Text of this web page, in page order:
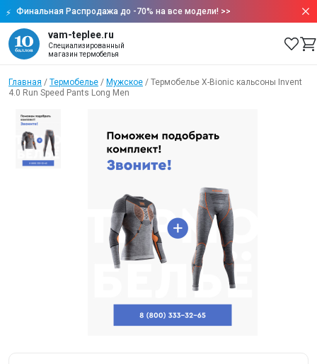
Финальная Распродажа до -70% на все модели! >>
vam-teplee.ru
Специализированный
магазин термобелья
Главная / Термобелье / Мужское / Термобелье X-Bionic кальсоны Invent
4.0 Run Speed Pants Long Men